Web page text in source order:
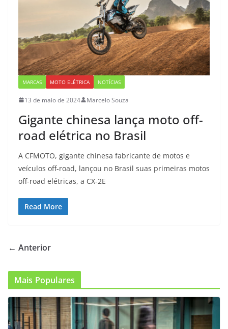
MARCAS MOTO ELÉTRICA NOTÍCIAS
13 de maio de 2024 Marcelo Souza
Gigante chinesa lança moto off-
road elétrica no Brasil
A CFMOTO, gigante chinesa fabricante de motos e
veículos off-road, lançou no Brasil suas primeiras motos
off-road elétricas, a CX-2E
Read More
← Anterior
Mais Populares